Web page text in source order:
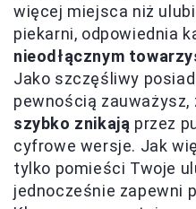
więcej miejsca niż
piekarni, odpowiednia
nieodłącznym
Jako szczęśliwy
pewnością
szybko znikają przez
cyfrowe wersje. Jak
tylko pomieści Twoje
jednocześnie zapewni